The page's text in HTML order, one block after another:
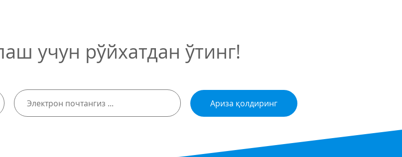
учун рўйхатдан ўтинг!
Ариза қолдиринг